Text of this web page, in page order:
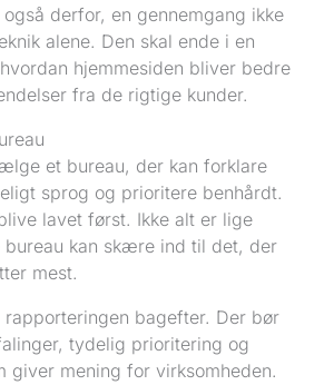
derfor, en gennemgang ikke
alene. Den skal ende i en
hjemmesiden bliver bedre
fra de rigtige kunder.
et bureau, der kan forklare
sprog og prioritere benhårdt.
lavet først. Ikke alt er lige
kan skære ind til det, der
mest.
bagefter. Der bør
tydelig prioritering og
giver mening for virksomheden.